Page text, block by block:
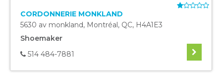
CORDONNERIE MONKLAND
5630 av monkland, Montréal, QC, H4A1E3
Shoemaker
514 484-7881